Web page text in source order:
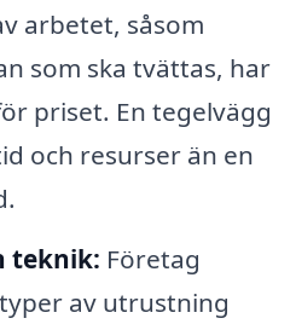
arbetet, såsom
som ska tvättas, har
priset. En tegelvägg
och resurser än en
teknik: Företag
av utrustning